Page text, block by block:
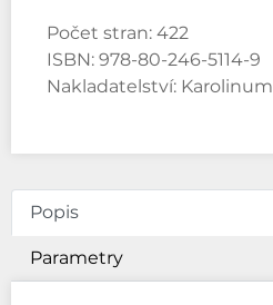
Počet stran: 422
ISBN: 978-80-246-5114-9
Nakladatelství: Karolinum
Popis
Parametry